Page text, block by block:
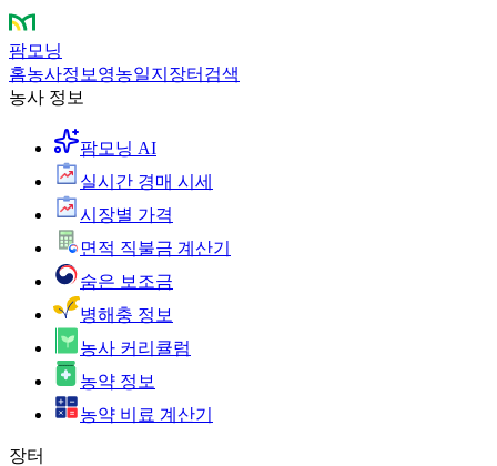
팜모닝
홈농사정보 영농일지 장터 검색
농사 정보
팜모닝 AI
실시간 경매 시세
시장별 가격
면적 직불금 계산기
숨은 보조금
병해충 정보
농사 커리큘럼
농약 정보
농약 비료 계산기
장터